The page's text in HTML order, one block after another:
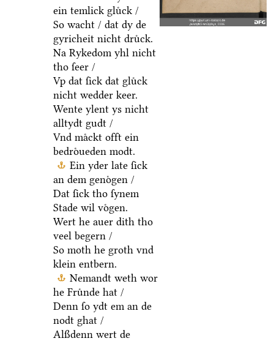
ein temlick gluͤck /
So wacht / dat dy de
gyricheit nicht druͤck.
Na Rykedom yhl nicht
tho ſeer /
Vp dat ſick dat gluͤck
nicht wedder keer.
Wente ylent ys nicht
alltydt gudt /
Vnd maͤckt offt ein
bedroͤueden modt.
Ein yder late ſick
an dem genoͤgen /
Dat ſick tho ſynem
Stade wil voͤgen.
Wert he auer dith tho
veel begern /
So moth he groth vnd
klein entbern.
Nemandt weth wor
he Fruͤnde hat /
Denn ſo ydt em an de
nodt ghat /
Alßdenn wert de